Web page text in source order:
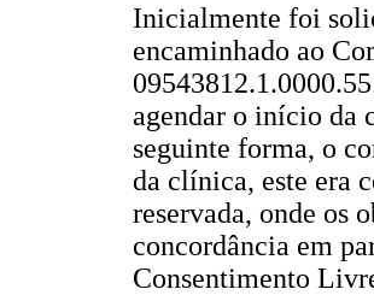
Inicialmente foi
encaminhado ao
agendar o início da
seguinte forma, o
da clínica, este era
reservada, onde os
concordância em
Consentimento